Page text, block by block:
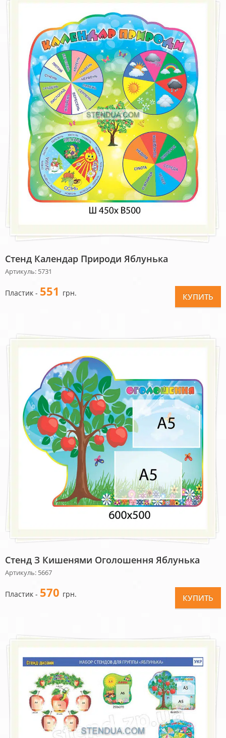
Стенд Календар Природи Яблунька
Артикуль: 5731
Пластик - 551 грн. КУПИТЬ
Стенд З Кишенями Оголошення Яблунька
Артикуль: 5667
Пластик - 570 грн. КУПИТЬ